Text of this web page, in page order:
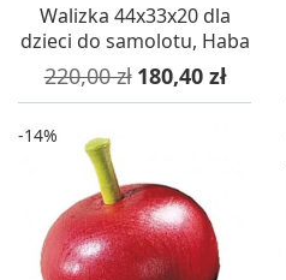
Walizka 44x33x20 dla
dzieci do samolotu, Haba
Cena podstawowa
220,00 zł Cena
180,40 zł
-14%